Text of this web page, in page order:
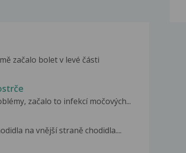
začalo bolet v levé části
začalo to infekcí močových...
na vnější straně chodidla....